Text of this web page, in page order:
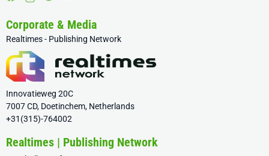
Corporate & Media
Realtimes - Publishing Network
Innovatieweg 20C
7007 CD, Doetinchem, Netherlands
+31(315)-764002
Realtimes | Publishing Network